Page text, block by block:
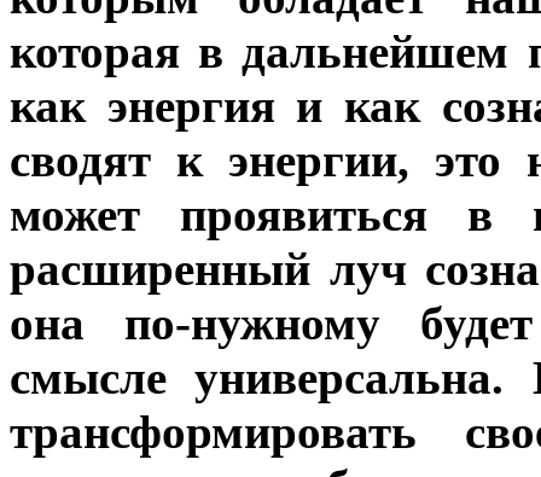
которая в дальнейшем
как энергия и как
сводят к энергии, это
может проявиться
расширенный луч
она по-нужному
смысле
трансформировать